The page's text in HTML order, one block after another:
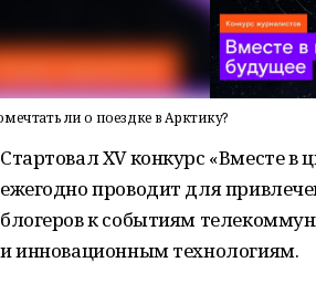
ли о поездке в Арктику?
Стартовал XV конкурс «Вместе в
ежегодно проводит для
блогеров к событиям
и инновационным технологиям.